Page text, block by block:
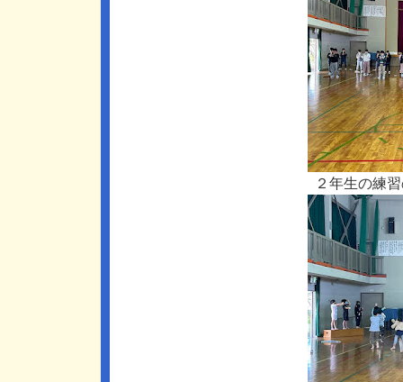
２年生の練